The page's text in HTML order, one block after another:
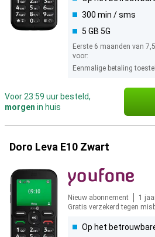
300 min / sms
5 GB 5G
Eerste 6 maanden van
voor:
Eenmalige betaling
Voor 23:59 uur besteld,
morgen in huis
Doro Leva E10 Zwart
Nieuw abonnement
1
Gratis verzekerd tegen
Op het